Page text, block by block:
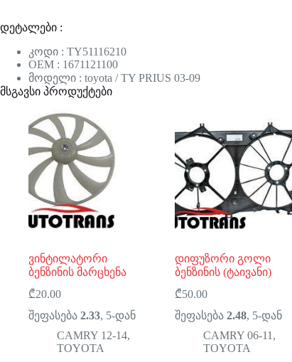
დეტალები :
კოდი : TY51116210
OEM : 1671121100
მოდელი : toyota / TY PRIUS 03-09
მსგავსი პროდუქტები
ვინტილატორი
ბენზინის მარცხენა
₾20.00
შეფასება 2.33, 5-დან
CAMRY 12-14,
TOYOTA
დიფუზორი გოლი
ბენზინის (ტაივანი)
₾50.00
შეფასება2.48, 5-დან
CAMRY 06-11 ,
TOYOTA